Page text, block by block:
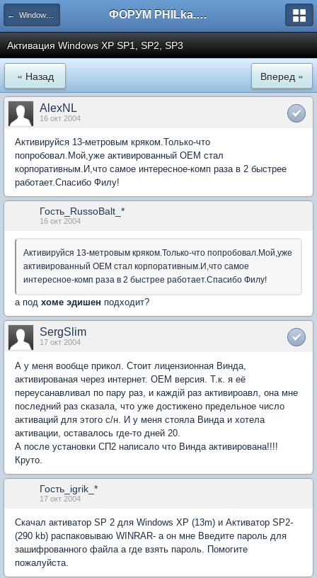
← Windows XP ФОРУМ PHILka.RU
Активация Windows XP SP1, SP2, SP3
« Назад Вперед »
AlexNL
16 окт 2004
Активируйся 13-метровым кряком.Только-что
попробовал.Мой,уже активированный ОЕМ стал
корпоративным.И,что самое интересное-комп раза в 2 быстрее
работает.Спасибо Филу!
Гость_RussoBalt_*
16 окт 2004
Активируйся 13-метровым кряком.Только-что попробовал.Мой,уже
активированный ОЕМ стал корпоративным.И,что самое
интересное-комп раза в 2 быстрее работает.Спасибо Филу!
а под хоме эдишен подходит?
SergSlim
17 окт 2004
А у меня вообще прикол. Стоит лицензионная Винда,
активированая через интернет. ОЕМ версия. Т.к. я её
переусанавливал по пару раз, и каждій раз активироавл, она мне
последний раз сказала, что уже достижено предельное число
активаций для этого с/н. И у меня стояла Винда и хотела
активации, оставалось где-то дней 20.
А после установки СП2 написало что Винда активирована!!!!
Круто.
Гость_igrik_*
17 окт 2004
Скачал активатор SP 2 для Windows XP (13m) и Активатор SP2-
(290 kb) распаковываю WINRAR- а он мне Введите пароль для
зашифрованного файла а где взять пароль. Помогите
пожалуйста.